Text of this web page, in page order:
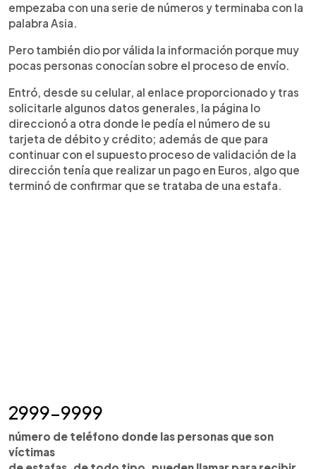
empezaba con una serie de números y terminaba con la
palabra Asia.
Pero también dio por válida la información porque muy
pocas personas conocían sobre el proceso de envío.
Entró, desde su celular, al enlace proporcionado y tras
solicitarle algunos datos generales, la página lo
direccionó a otra donde le pedía el número de su
tarjeta de débito y crédito; además de que para
continuar con el supuesto proceso de validación de la
dirección tenía que realizar un pago en Euros, algo que
terminó de confirmar que se trataba de una estafa.
2999-9999
número de teléfono donde las personas que son
víctimas